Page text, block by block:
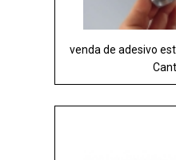
venda de adesivo